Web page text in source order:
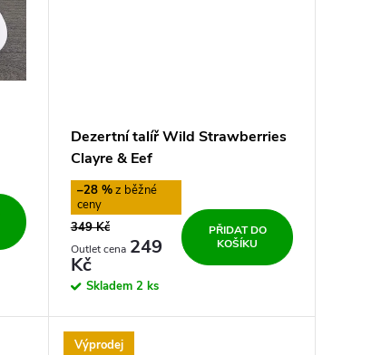
Dezertní talíř Wild Strawberries
Clayre & Eef
–28 %
349 Kč
249
Kč
Skladem 2 ks
PŘIDAT DO
KOŠÍKU
Výprodej